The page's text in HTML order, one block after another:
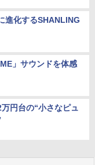
進化するSHANLING
」サウンドを体感
円台の“小さなピュ